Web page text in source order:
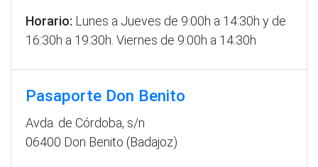
Horario: Lunes a Jueves de 9:00h a 14:30h y de
16:30h a 19:30h. Viernes de 9:00h a 14:30h
Pasaporte Don Benito
Avda. de Córdoba, s/n
06400 Don Benito (Badajoz)